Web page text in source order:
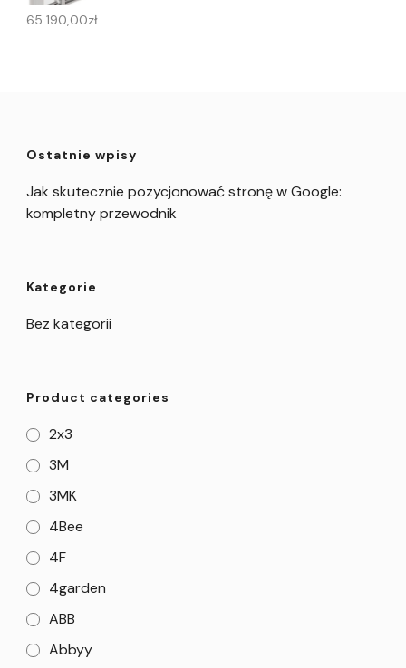
65 190,00zł
Ostatnie wpisy
Jak skutecznie pozycjonować stronę w Google:
kompletny przewodnik
Kategorie
Bez kategorii
Product categories
2x3
3M
3MK
4Bee
4F
4garden
ABB
Abbyy